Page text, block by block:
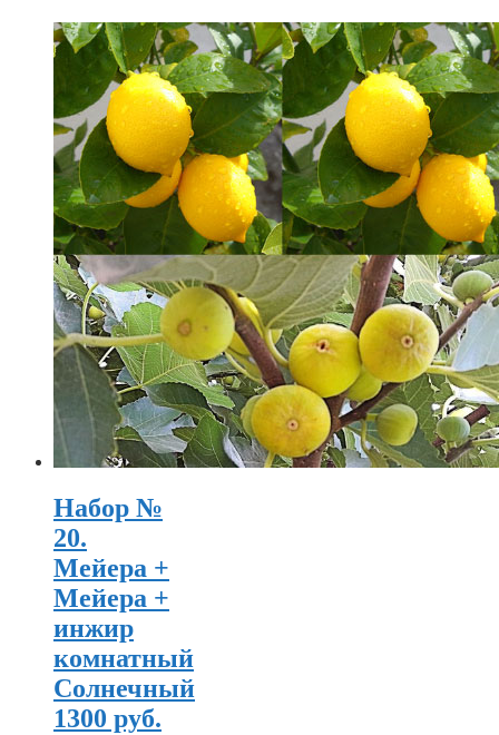
Набор №
20.
Мейера +
Мейера +
инжир
комнатный
Солнечный
1300 руб.